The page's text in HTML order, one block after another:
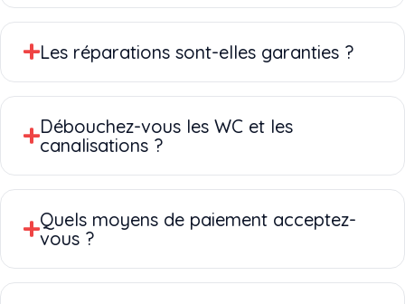
Les réparations sont-elles garanties ?
Débouchez-vous les WC et les
canalisations ?
Quels moyens de paiement acceptez-
vous ?